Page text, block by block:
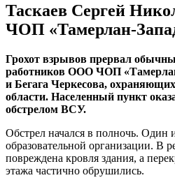
Таскаев Сергей
ЧОП «Тамерлан-
Грохот взрывов прервал
работников ООО ЧОП
и Бегага Черкесова,
области. Населенный пункт
обстрелом ВСУ.
Обстрел начался в полночь. Один
образовательной организации. В
повреждена кровля здания, а
этажа частично обрушились.